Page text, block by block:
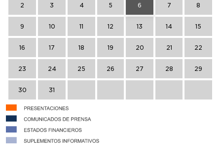
2 3 4 5 6 7 8
9 10 11 12 13 14 15
16 17 18 19 20 21 22
23 24 25 26 27 28 29
30 31